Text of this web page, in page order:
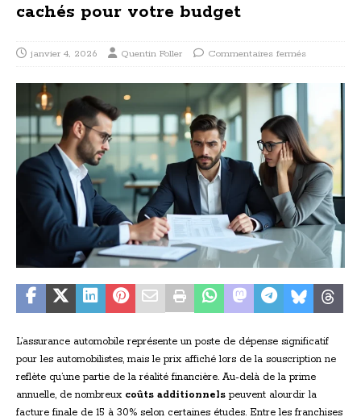
cachés pour votre budget
janvier 4, 2026 Quentin Foller Commentaires fermés
L’assurance automobile représente un poste de dépense significatif
pour les automobilistes, mais le prix affiché lors de la souscription ne
reflète qu’une partie de la réalité financière. Au-delà de la prime
annuelle, de nombreux coûts additionnels peuvent alourdir la
facture finale de 15 à 30% selon certaines études. Entre les franchises